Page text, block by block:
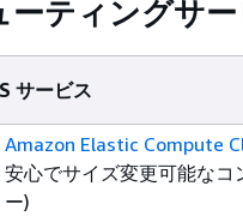
ーティングサ
サービス
Amazon Elastic Compute
安心でサイズ変更可能な
ー)